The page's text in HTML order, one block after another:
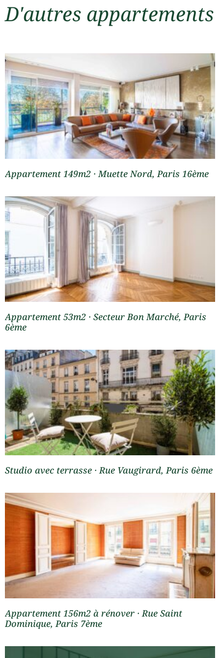
D'autres appartements
Appartement 149m2 · Muette Nord, Paris 16ème
Appartement 53m2 · Secteur Bon Marché, Paris
6ème
Studio avec terrasse · Rue Vaugirard, Paris 6ème
Appartement 156m2 à rénover · Rue Saint
Dominique, Paris 7ème